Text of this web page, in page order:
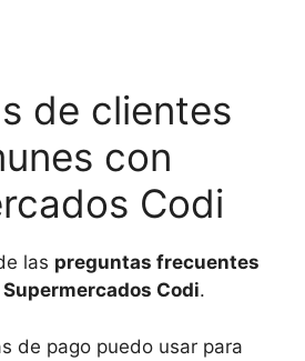
de clientes
con
Codi
las preguntas frecuentes
Codi.
de pago puedo usar para